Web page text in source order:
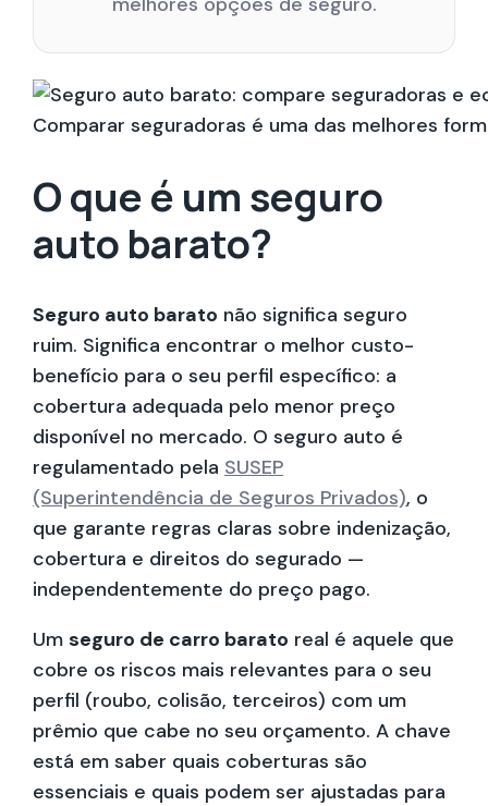
Comparar seguradoras é uma das melhores
O que é um seguro
auto barato?
Seguro auto barato não significa seguro
ruim. Significa encontrar o melhor custo-
benefício para o seu perfil específico: a
cobertura adequada pelo menor preço
disponível no mercado. O seguro auto é
regulamentado pela SUSEP
(Superintendência de Seguros Privados), o
que garante regras claras sobre indenização,
cobertura e direitos do segurado —
independentemente do preço pago.
Um seguro de carro barato real é aquele que
cobre os riscos mais relevantes para o seu
perfil (roubo, colisão, terceiros) com um
prêmio que cabe no seu orçamento. A chave
está em saber quais coberturas são
essenciais e quais podem ser ajustadas para